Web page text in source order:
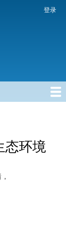
登录
态环境